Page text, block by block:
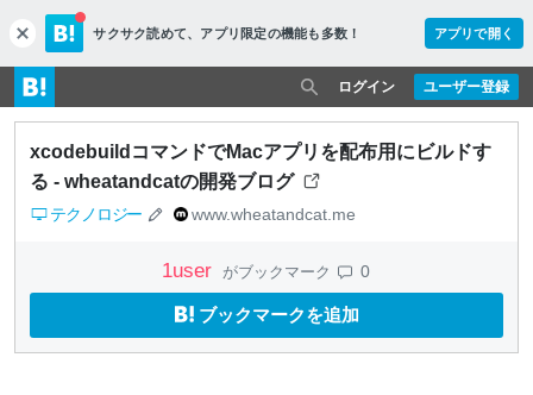
c
l
o
s
e
サクサク読めて、 アプリ限定の機能も多数！ アプリで開く
ユーザー登録
ログイン
xcodebuildコマンドでMacアプリを配布用にビルドす
る - wheatandcatの開発ブログ
テクノロジー www.wheatandcat.me
1user がブックマーク 0
ブックマークを追加